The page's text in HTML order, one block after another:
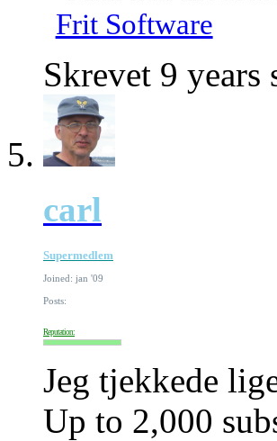
Frit Software
Skrevet 9 years
carl
Supermedlem
Joined: jan '09
Posts:
Reputation:
Jeg tjekkede
Up to 2,000